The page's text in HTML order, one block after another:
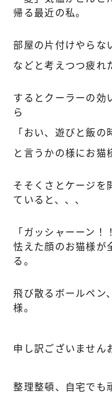
帰る最近の私。
部屋の片付けやらな
などと考えつつ疲れ
するとクーラーの効
ら
「おい、遊びと飯の
と言うかの様にお猫
そそくさとケージを
ていると、、、
「ガッシャーーン！
怯えた顔のお猫様が
る。
飛び散るボールペン
様。
申し訳ございません
整理整頓、自宅でも